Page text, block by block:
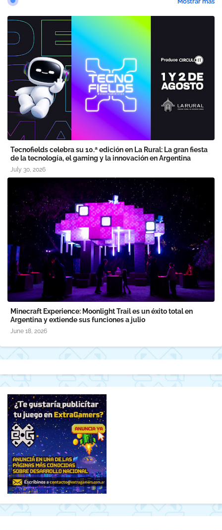
Tecnofields celebra su 10.ª edición en La Rural: La gran fiesta
de la tecnología, el gaming y la innovación en Argentina
July 30, 2026
Minecraft Experience: Moonlight Trail es un éxito total en
Argentina y extiende sus funciones a julio
June 18, 2026